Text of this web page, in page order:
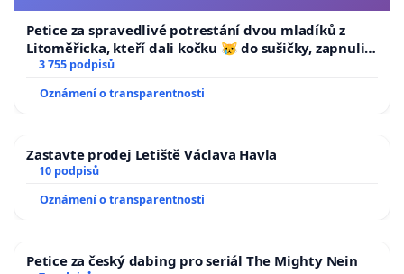
Petice za spravedlivé potrestání dvou mladíků z
Litoměřicka, kteří dali kočku 😿 do sušičky, zapnuli ji
a umírání zvířete natočili.
3 755 podpisů
Oznámení o transparentnosti
Zastavte prodej Letiště Václava Havla
10 podpisů
Oznámení o transparentnosti
Petice za český dabing pro seriál The Mighty Nein